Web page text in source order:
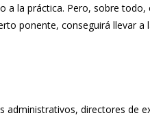
a la práctica. Pero, sobre
ponente, conseguirá llevar a
administrativos, directores de